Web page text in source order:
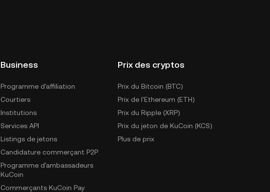
Business
Programme d'affiliation
Courtiers
Institutions
Services API
Listings de jetons
Candidature commerçant P2P
Programme d'ambassadeurs
KuCoin
Commerçants KuCoin Pay
Prix des cryptos
Prix du Bitcoin (BTC)
Prix de l'Ethereum (ETH)
Prix du Ripple (XRP)
Prix du jeton de KuCoin (KCS)
Plus de prix